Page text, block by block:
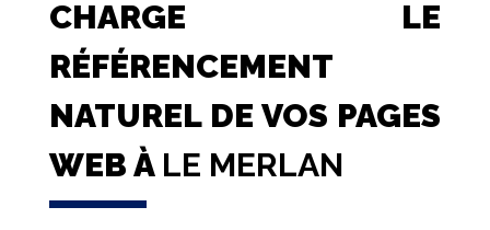
CHARGE LE
RÉFÉRENCEMENT
NATUREL DE VOS PAGES
WEB À LE MERLAN